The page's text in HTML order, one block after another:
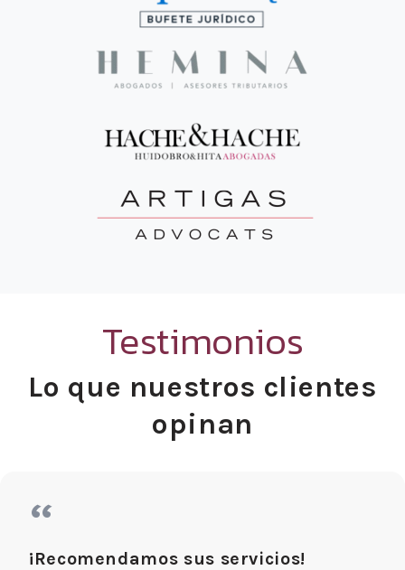
Testimonios
Lo que nuestros clientes
opinan
“
¡Recomendamos sus servicios!